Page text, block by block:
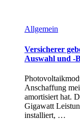
Allgemein
Versicherer
Auswahl und -
Anschaffung
amortisiert hat.
Gigawatt
installiert, …